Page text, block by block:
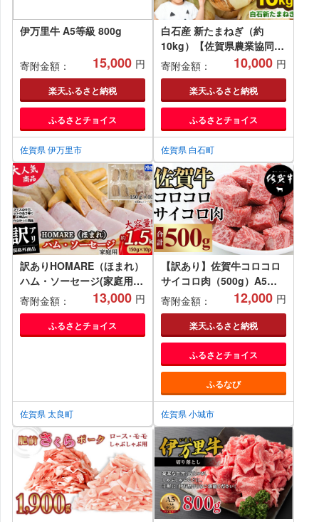
伊万里牛 A5等級 800g
寄附金額： 15,000 円
楽天ふるさと納税
ふるさとチョイス
佐賀県 伊万里市
白石産 新たまねぎ（約
10kg）【佐賀県農業協同組
合】新玉葱 新玉ねぎ 玉葱
タマネギ サラダ 野菜 玉ね
ぎ たまねぎ 佐賀 10kg 九州
佐賀県 白石町 [IAK017]
寄附金額： 10,000 円
楽天ふるさと納税
ふるさとチョイス
佐賀県 白石町
訳ありHOMARE（ほまれ）
ハム・ソーセージ(家庭用)
10パック 切り落とし フラ
ンクフルト ロースハム ベー
コン 無添加 規格外
1.5kg(150g×10パック) 家
良町 N212 N35C
寄附金額： 13,000 円
ふるさとチョイス
佐賀県 太良町
【訳あり】佐賀牛コロコロ
サイコロ肉（500g）A5～
A4 おぎのからあげ 訳あり
サイコロステーキ ステーキ
佐賀牛 牛肉 バーベキュー
焼肉 BBQ 国産 佐賀県産 黒
毛和牛 お肉 ブステーキ肉
九州産 わけあり すてーき
さいころすてーき
寄附金額： 12,000 円
楽天ふるさと納税
ふるさとチョイス
ふるなび
佐賀県 小城市